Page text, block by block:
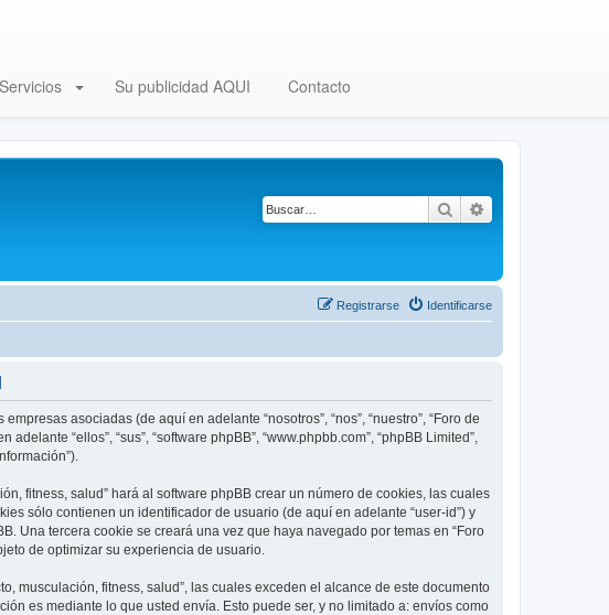
Servicios Su publicidad AQUI Contacto
Buscar
Identificarse
Registrarse
asociadas (de aquí en adelante “nosotros”, “nos”, “nuestro”, “Foro de
“ellos”, “sus”, “software phpBB”, “www.phpbb.com”, “phpBB Limited”,
fitness, salud” hará al software phpBB crear un número de cookies, las cuales
sólo contienen un identificador de usuario (de aquí en adelante “user-id”) y
Una tercera cookie se creará una vez que haya navegado por temas en “Foro
de optimizar su experiencia de usuario.
musculación, fitness, salud”, las cuales exceden el alcance de este documento
es mediante lo que usted envía. Esto puede ser, y no limitado a: envíos como